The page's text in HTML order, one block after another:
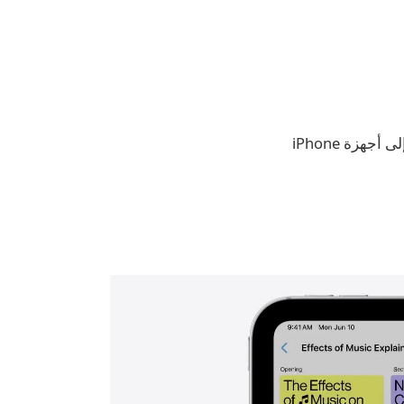
إليك كل ما يجب أن تعرفه عن Apple Intelligence، بما في ذلك الميزات التي ستجلبها إلى أجهزة iPhone